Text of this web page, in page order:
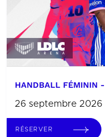
HANDBALL FÉMININ
26 septembre 2026
RÉSERVER